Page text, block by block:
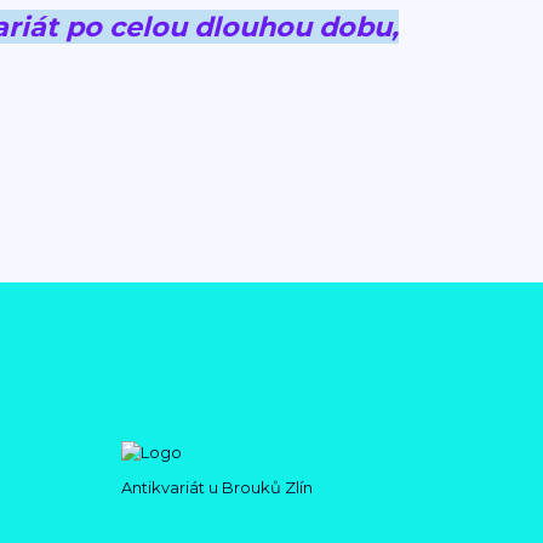
po celou dlouhou dobu,
Antikvariát u Brouků Zlín